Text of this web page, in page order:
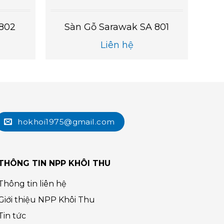
Sàn Gỗ Sarawak SA 801
Liên hệ
hokhoi1975@gmail.com
TIN NPP KHÔI THU
tin liên hệ
thiệu NPP Khôi Thu
tức